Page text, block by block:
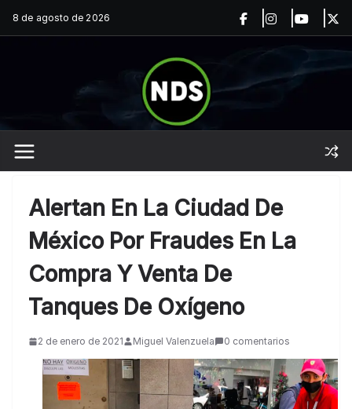
Saltar
al
8 de agosto de 2026
Alertan En La Ciudad De
México Por Fraudes En La
Compra Y Venta De
Tanques De Oxígeno
2 de enero de 2021 Miguel Valenzuela 0 comentarios